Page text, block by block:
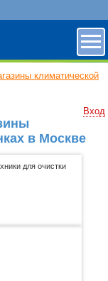
климатической
Вход
в Москве
для очистки